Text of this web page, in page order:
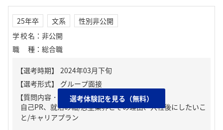
25年卒 文系
性別非公開
学校名 ： 非公開
職種 ： 総合職
【質問内容・課題】
自己PR、就活の軸/志望業界とその理由、入社後にしたいこ
と/キャリアプラン
選考体験記を見る（無料）